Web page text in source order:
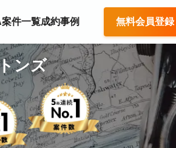
件一覧成約事例 無料会員登録
ンズ